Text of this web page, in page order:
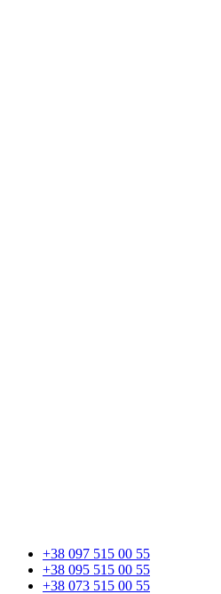
+38 097 515 00 55
+38 095 515 00 55
+38 073 515 00 55